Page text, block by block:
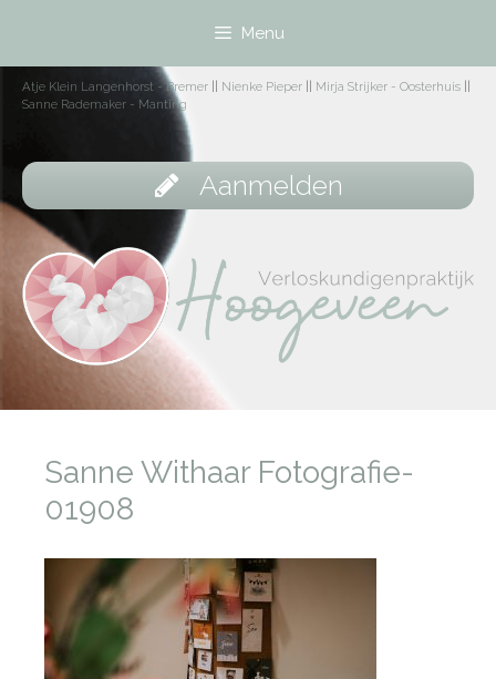
Menu
Atje Klein Langenhorst - Bremer Nienke Pieper Mirja Strijker - Oosterhuis
Sanne Rademaker - Manting
Aanmelden
Sanne Withaar Fotografie-
01908